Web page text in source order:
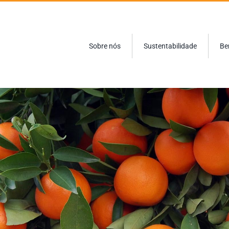
Sobre nós Sustentabilidade